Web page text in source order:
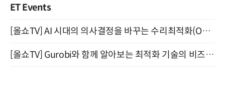
ET Events
[올쇼TV] AI 시대의 의사결정을 바꾸는 수리최적화(Optimization) 소개 (8/20 생방송)
[올쇼TV] Gurobi와 함께 알아보는 최적화 기술의 비즈니스 활용 (8월 20일 생방송)